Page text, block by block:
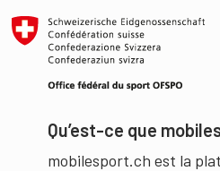
Qu’est-ce que
mobilesport.ch est la